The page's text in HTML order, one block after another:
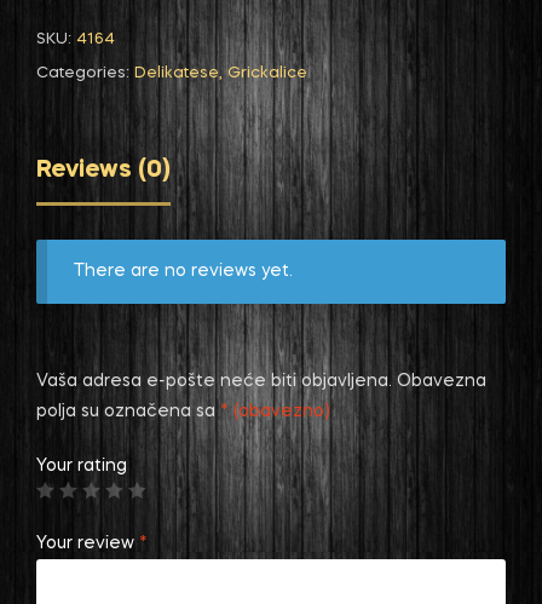
SKU: 4164
Categories: Delikatese, Grickalice
Reviews (0)
There are no reviews yet.
Vaša adresa e-pošte neće biti objavljena. Obavezna
polja su označena sa * (obavezno)
Your rating
Your review *